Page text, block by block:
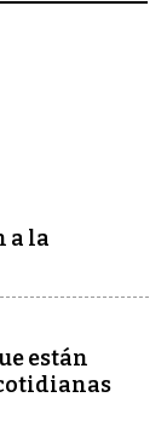
a la
están